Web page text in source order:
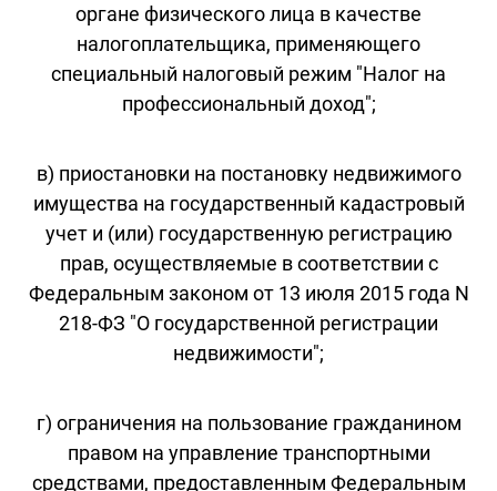
органе физического лица в качестве
налогоплательщика, применяющего
специальный налоговый режим "Налог на
профессиональный доход";
в) приостановки на постановку недвижимого
имущества на государственный кадастровый
учет и (или) государственную регистрацию
прав, осуществляемые в соответствии с
Федеральным законом от 13 июля 2015 года N
218-ФЗ "О государственной регистрации
недвижимости";
г) ограничения на пользование гражданином
правом на управление транспортными
средствами, предоставленным Федеральным